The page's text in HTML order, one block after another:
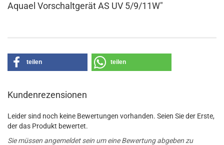
Aquael Vorschaltgerät AS UV 5/9/11W"
teilen teilen
Kundenrezensionen
Leider sind noch keine Bewertungen vorhanden. Seien Sie der Erste,
der das Produkt bewertet.
Sie müssen angemeldet sein um eine Bewertung abgeben zu